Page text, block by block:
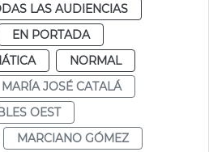
LAS AUDIENCIAS
EN PORTADA
NORMAL
MARÍA JOSÉ CATALÁ
OEST
MARCIANO GÓMEZ